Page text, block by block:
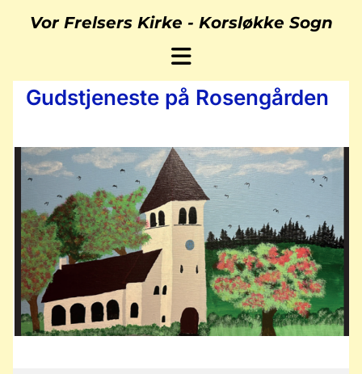
Vor Frelsers Kirke - Korsløkke Sogn
Gudstjeneste på Rosengården